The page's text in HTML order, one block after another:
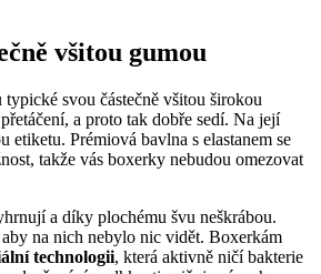
všitou gumou
svou částečně všitou širokou
a proto tak dobře sedí. Na její
etiketu. Prémiová bavlna s elastanem se
takže vás boxerky nebudou omezovat
a díky plochému švu neškrábou.
na nich nebylo nic vidět. Boxerkám
technologii, která aktivně ničí bakterie